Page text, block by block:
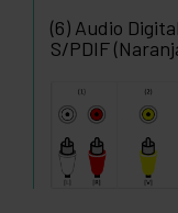
(6) Audio
S/PDIF